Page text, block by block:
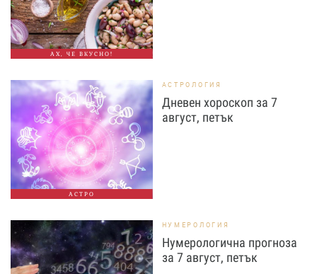
АХ, ЧЕ ВКУСНО!
АСТРО
АСТРОЛОГИЯ
Дневен хороскоп за 7
август, петък
НУМЕРОЛОГИЯ
Нумерологична прогноза
за 7 август, петък